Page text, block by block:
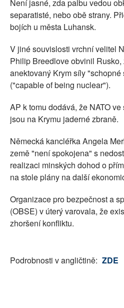
Není jasné, zda palbu vedou
separatisté, nebo obě strany.
bojích u města Luhansk.
V jiné souvislosti vrchní velitel
Philip Breedlove obvinil
anektovaný Krym síly "schopné
("capable of being nuclear").
AP k tomu dodává, že NATO
jsou na Krymu jaderné zbraně.
Německá kancléřka Angela
země "není spokojena" s
realizaci minských dohod o
na stole plány na další
Organizace pro bezpečnost a
(OBSE) v úterý varovala, že
zhoršení konfliktu.
Podrobnosti v angličtině: ZDE